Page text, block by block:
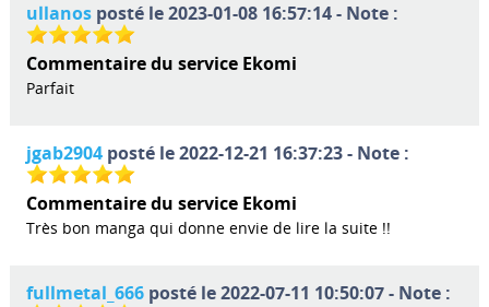
ullanosposté le 2023-01-08 16:57:14 - Note :
Commentaire du service Ekomi
Parfait
jgab2904posté le 2022-12-21 16:37:23 - Note :
Commentaire du service Ekomi
Très bon manga qui donne envie de lire la suite !!
fullmetal_666posté le 2022-07-11 10:50:07 - Note :